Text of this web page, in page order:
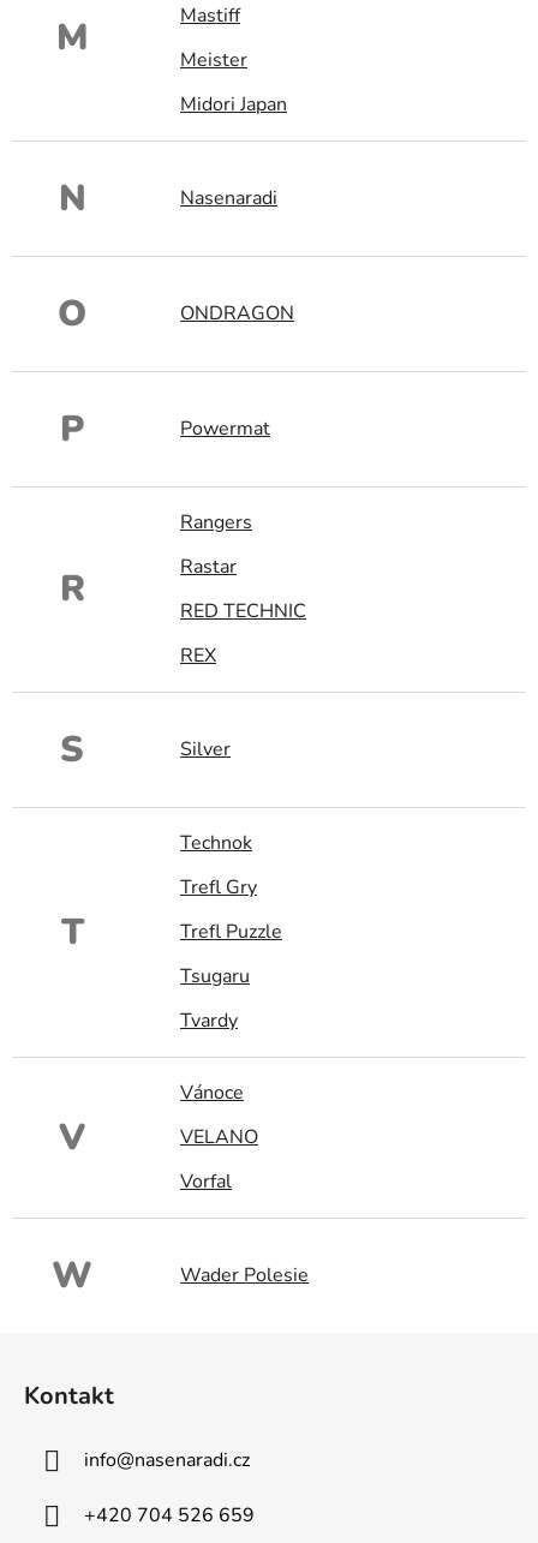
M
Mastiff
Meister
Midori Japan
N Nasenaradi
O ONDRAGON
P Powermat
R
Rangers
Rastar
RED TECHNIC
REX
S Silver
T
Technok
Trefl Gry
Trefl Puzzle
Tsugaru
Tvardy
V
Vánoce
VELANO
Vorfal
W Wader Polesie
Kontakt
info@nasenaradi.cz
+420 704 526 659